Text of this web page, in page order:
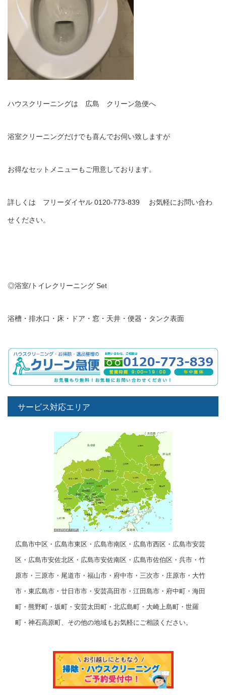
ハウスクリーニングは 広島 クリーン急便へ
浴室クリーニングだけでも喜んでお伺い致しますが
お得なセットメニューもご用意しております。
詳しくは フリーダイヤル 0120-773-839 お気軽にお問い合わ
せください。
◎浴室/トイレクリーニング Set
浴槽・排水口・床・ドア・窓・天井・便器・タンク表面
サービス対応エリア
広島市中区・広島市東区・広島市南区・広島市西区・広島市安芸
区・広島市安佐北区・広島市安佐南区・広島市佐伯区・呉市・竹
原市・三原市・尾道市・福山市・府中市・三次市・庄原市・大竹
市・東広島市・廿日市市・安芸高田市・江田島市・府中町・海田
町・熊野町・坂町・安芸太田町・北広島町・大崎上島町・世羅
町・神石高原町、その他の地域もお気軽にご相談ください。